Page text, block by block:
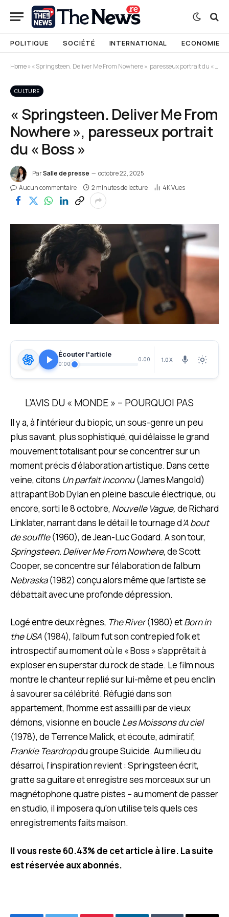
POLITIQUE SOCIÉTÉ INTERNATIONAL ECONOMIE
Home»« Springsteen. Deliver Me From Nowhere », paresseux portrait du « Boss »
CULTURE
« Springsteen. Deliver Me From
Nowhere », paresseux portrait
du « Boss »
ParSalle de presse
octobre 22, 2025
Aucun commentaire
2 minutes de lecture 4KVues
Écouter l'article
0:00
0:00 1.0X
L’AVIS DU « MONDE » – POURQUOI PAS
Il y a, à l’intérieur du biopic, un sous-genre un peu
plus savant, plus sophistiqué, qui délaisse le grand
mouvement totalisant pour se concentrer sur un
moment précis d’élaboration artistique. Dans cette
veine, citons Un parfait inconnu(James Mangold)
attrapant Bob Dylan en pleine bascule électrique, ou
encore, sorti le 8 octobre, Nouvelle Vague, de Richard
Linklater, narrant dans le détail le tournage d’A bout
de souffle(1960), de Jean-Luc Godard. A son tour,
Springsteen. Deliver Me From Nowhere, de Scott
Cooper, se concentre sur l’élaboration de l’album
Nebraska(1982) conçu alors même que l’artiste se
débattait avec une profonde dépression.
Logé entre deux règnes, The River(1980) etBorn in
the USA (1984), l’album fut son contrepied folk et
introspectif au moment où le « Boss » s’apprêtait à
exploser en superstar du rock de stade. Le film nous
montre le chanteur replié sur lui-même et peu enclin
à savourer sa célébrité. Réfugié dans son
appartement, l’homme est assailli par de vieux
démons, visionne en boucle Les Moissons du ciel
(1978), de Terrence Malick, et écoute, admiratif,
Frankie Teardropdu groupe Suicide. Au milieu du
désarroi, l’inspiration revient : Springsteen écrit,
gratte sa guitare et enregistre ses morceaux sur un
magnétophone quatre pistes – au moment de passer
en studio, il imposera qu’on utilise tels quels ces
enregistrements faits maison.
Il vous reste 60.43% de cet article à lire. La suite
est réservée aux abonnés.